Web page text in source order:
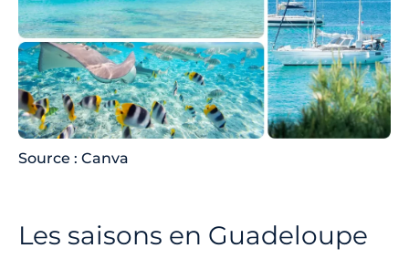
Source : Canva
Les saisons en Guadeloupe